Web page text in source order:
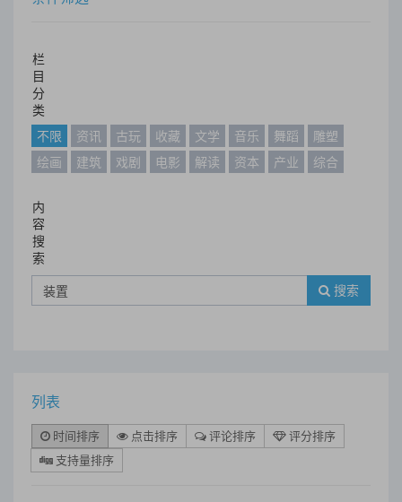
栏
目
分
类
不限
资讯 古玩 收藏 文学 音乐 舞蹈
雕塑
绘画
建筑 戏剧 电影 解读 资本 产业 综合
内
容
搜
索
搜索
列表
时间排序 点击排序 评论排序
评分排序
支持量排序